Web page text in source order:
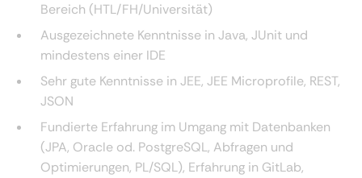
Bereich (HTL/FH/Universität)
Ausgezeichnete Kenntnisse in Java, JUnit und
mindestens einer IDE
Sehr gute Kenntnisse in JEE, JEE Microprofile, REST,
JSON
Fundierte Erfahrung im Umgang mit Datenbanken
(JPA, Oracle od. PostgreSQL, Abfragen und
Optimierungen, PL/SQL), Erfahrung in GitLab,